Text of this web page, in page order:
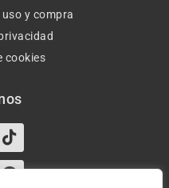
y compra
cookies
Tiktok
Facebook